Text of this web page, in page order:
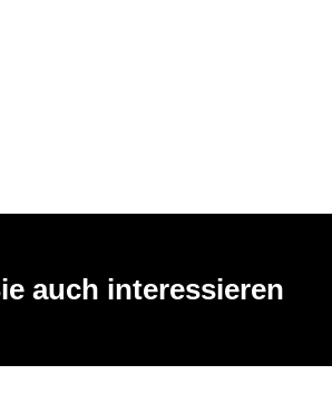
auch interessieren